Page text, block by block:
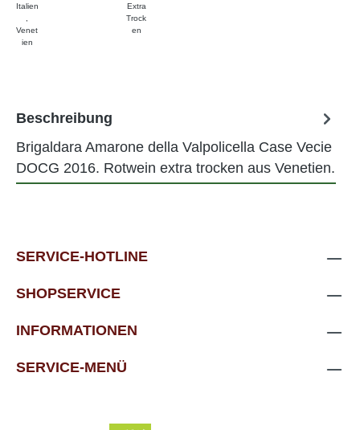
Italien
Venet
ien
Extra
Trock
en
Beschreibung
Brigaldara Amarone della Valpolicella Case Vecie
DOCG 2016. Rotwein extra trocken aus Venetien.
SERVICE-HOTLINE
SHOPSERVICE
INFORMATIONEN
SERVICE-MENÜ